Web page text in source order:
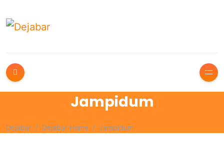
Jampidum
Dejabar Dejabar Home Jampidum